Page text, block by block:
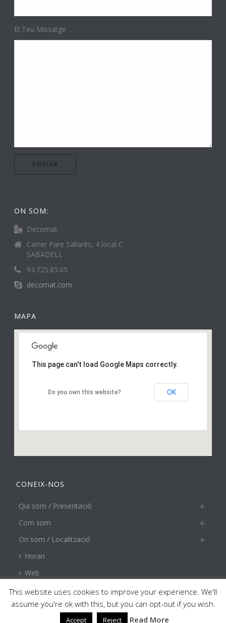
El Teu Missatge
ON SOM:
Decomat
Carrer Pare Sallarès, 4 local C
SABADELL
93.725.85.05
decomat.com
MAPA
This page can't load Google Maps correctly.
Do you own this website? OK
CONEIX-NOS
Qui som / Presentació
Com som
On som / Localització
Horari
Web
This website uses cookies to improve your experience. We'll
assume you're ok with this, but you can opt-out if you wish.
Accept Reject Read More